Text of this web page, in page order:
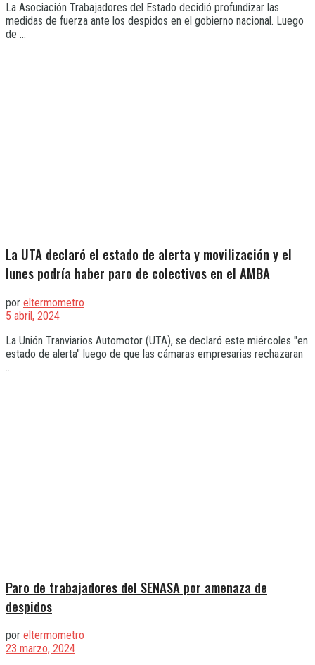
La Asociación Trabajadores del Estado decidió profundizar las
medidas de fuerza ante los despidos en el gobierno nacional. Luego
de ...
La UTA declaró el estado de alerta y movilización y el
lunes podría haber paro de colectivos en el AMBA
por eltermometro
5 abril, 2024
La Unión Tranviarios Automotor (UTA), se declaró este miércoles "en
estado de alerta" luego de que las cámaras empresarias rechazaran
...
Paro de trabajadores del SENASA por amenaza de
despidos
por eltermometro
23 marzo, 2024